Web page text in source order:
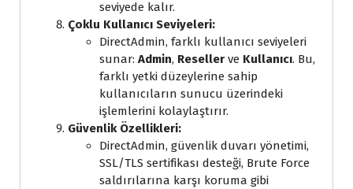
seviyede kalır.
Çoklu Kullanıcı Seviyeleri:
DirectAdmin, farklı kullanıcı seviyeleri
sunar: Admin, Reseller ve Kullanıcı. Bu,
farklı yetki düzeylerine sahip
kullanıcıların sunucu üzerindeki
işlemlerini kolaylaştırır.
Güvenlik Özellikleri:
DirectAdmin, güvenlik duvarı yönetimi,
SSL/TLS sertifikası desteği, Brute Force
saldırılarına karşı koruma gibi